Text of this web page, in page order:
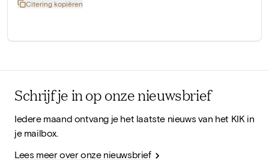
Citering kopiëren
Schrijf je in op onze nieuwsbrief
Iedere maand ontvang je het laatste nieuws van het KIK in
je mailbox.
Lees meer over onze nieuwsbrief